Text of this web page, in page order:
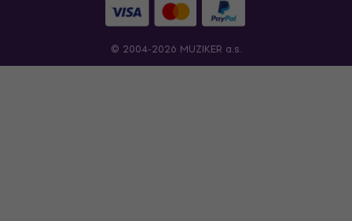
© 2004-2026 MUZIKER a.s.